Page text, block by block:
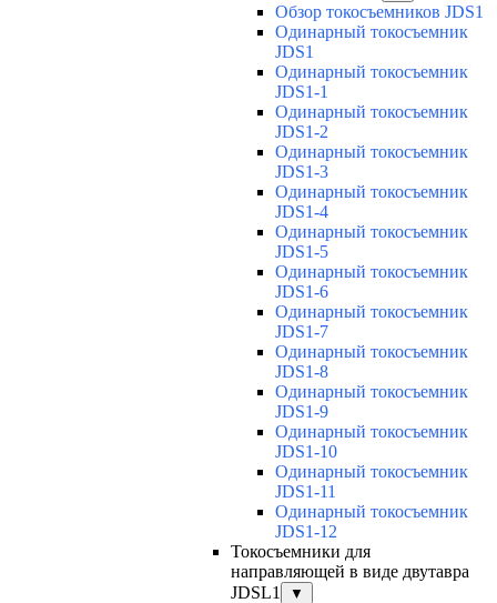
Обзор токосъемников JDS1
Одинарный токосъемник
JDS1
Одинарный токосъемник
JDS1-1
Одинарный токосъемник
JDS1-2
Одинарный токосъемник
JDS1-3
Одинарный токосъемник
JDS1-4
Одинарный токосъемник
JDS1-5
Одинарный токосъемник
JDS1-6
Одинарный токосъемник
JDS1-7
Одинарный токосъемник
JDS1-8
Одинарный токосъемник
JDS1-9
Одинарный токосъемник
JDS1-10
Одинарный токосъемник
JDS1-11
Одинарный токосъемник
JDS1-12
Токосъемники для
направляющей в виде двутавра
JDSL1
▼